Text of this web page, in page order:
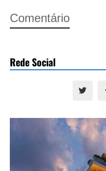
Comentário
Rede Social